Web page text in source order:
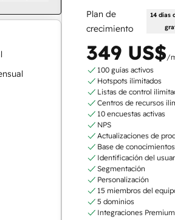
Plan de
crecimiento
14 días
349 US$/
100 guías activos
Hotspots ilimitados
Listas de control
Centros de recursos
10 encuestas activas
NPS
Actualizaciones de
Base de conocimientos
Identificación del
Segmentación
Personalización
15 miembros del
5 dominios
Integraciones Premium